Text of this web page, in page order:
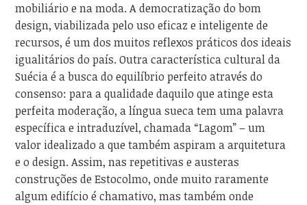
mobiliário e na moda. A democratização do bom
design, viabilizada pelo uso eficaz e inteligente de
recursos, é um dos muitos reflexos práticos dos ideais
igualitários do país. Outra característica cultural da
Suécia é a busca do equilíbrio perfeito através do
consenso: para a qualidade daquilo que atinge esta
perfeita moderação, a língua sueca tem uma palavra
específica e intraduzível, chamada “Lagom” – um
valor idealizado a que também aspiram a arquitetura
e o design. Assim, nas repetitivas e austeras
construções de Estocolmo, onde muito raramente
algum edifício é chamativo, mas também onde